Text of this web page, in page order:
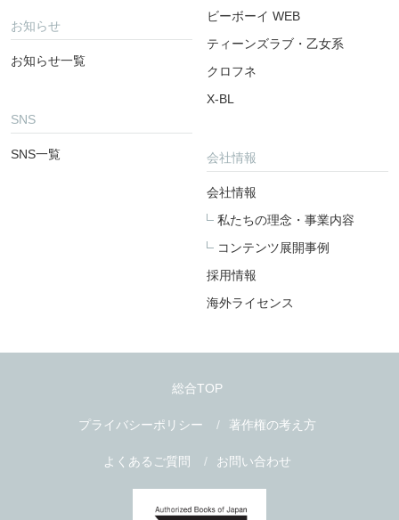
お知らせ
お知らせ一覧
SNS
SNS一覧
ビーボーイ WEB
ティーンズラブ・乙女系
クロフネ
X-BL
会社情報
会社情報
私たちの理念・事業内容
コンテンツ展開事例
採用情報
海外ライセンス
総合TOP
プライバシーポリシー 著作権の考え方
よくあるご質問 お問い合わせ